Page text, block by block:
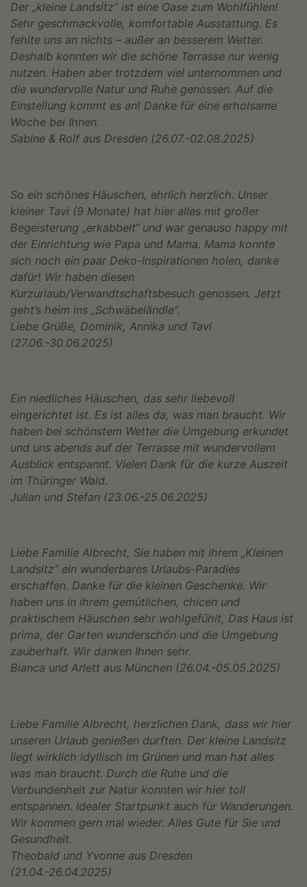
Der „kleine Landsitz“ ist eine Oase zum Wohlfühlen!
Sehr geschmackvolle, komfortable Ausstattung. Es
fehlte uns an nichts – außer an besserem Wetter.
Deshalb konnten wir die schöne Terrasse nur wenig
nutzen. Haben aber trotzdem viel unternommen und
die wundervolle Natur und Ruhe genossen. Auf die
Einstellung kommt es an! Danke für eine erholsame
Woche bei Ihnen.
Sabine & Rolf aus Dresden (26.07.-02.08.2025)
So ein schönes Häuschen, ehrlich herzlich. Unser
kleiner Tavi (9 Monate) hat hier alles mit großer
Begeisterung „erkabbelt“ und war genauso happy mit
der Einrichtung wie Papa und Mama. Mama konnte
sich noch ein paar Deko-Inspirationen holen, danke
dafür! Wir haben diesen
Kurzurlaub/Verwandtschaftsbesuch genossen. Jetzt
geht’s heim ins „Schwäbeländle“.
Liebe Grüße, Dominik, Annika und Tavi
(27.06.-30.06.2025)
Ein niedliches Häuschen, das sehr liebevoll
eingerichtet ist. Es ist alles da, was man braucht. Wir
haben bei schönstem Wetter die Umgebung erkundet
und uns abends auf der Terrasse mit wundervollem
Ausblick entspannt. Vielen Dank für die kurze Auszeit
im Thüringer Wald.
Julian und Stefan (23.06.-25.06.2025)
Liebe Familie Albrecht, Sie haben mit ihrem „Kleinen
Landsitz“ ein wunderbares Urlaubs-Paradies
erschaffen. Danke für die kleinen Geschenke. Wir
haben uns in ihrem gemütlichen, chicen und
praktischem Häuschen sehr wohlgefühlt, Das Haus ist
prima, der Garten wunderschön und die Umgebung
zauberhaft. Wir danken Ihnen sehr.
Bianca und Arlett aus München (26.04.-05.05.2025)
Liebe Familie Albrecht, herzlichen Dank, dass wir hier
unseren Urlaub genießen durften. Der kleine Landsitz
liegt wirklich idyllisch im Grünen und man hat alles
was man braucht. Durch die Ruhe und die
Verbundenheit zur Natur konnten wir hier toll
entspannen. Idealer Startpunkt auch für Wanderungen.
Wir kommen gern mal wieder. Alles Gute für Sie und
Gesundheit.
Theobald und Yvonne aus Dresden
(21.04.-26.04.2025)